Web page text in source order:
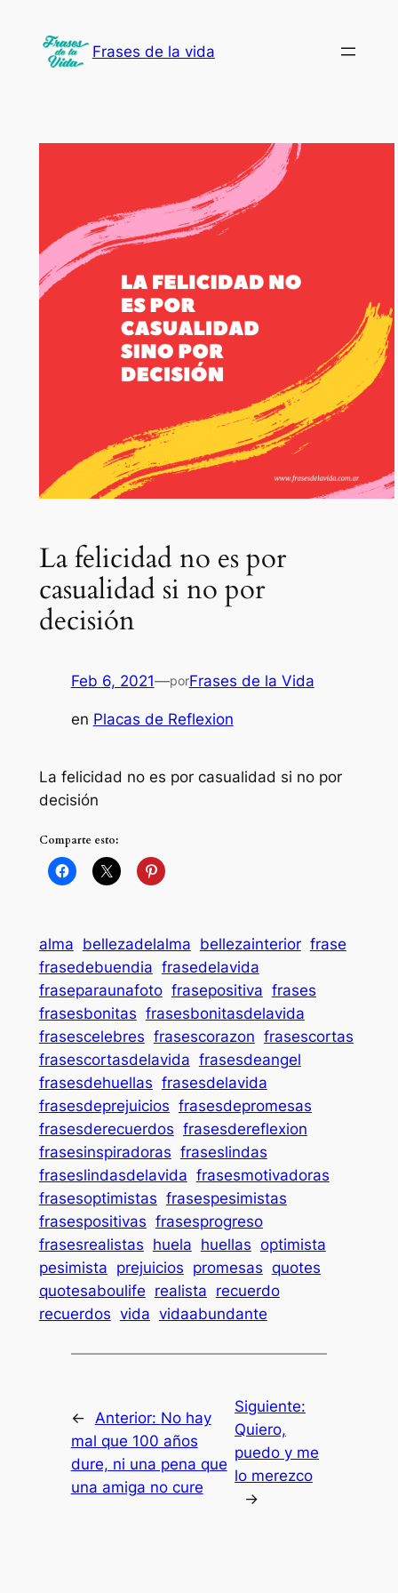
contenido
Frases de la vida
La felicidad no es por
casualidad si no por
decisión
Feb 6, 2021—porFrases de la Vida
en Placas de Reflexion
La felicidad no es por casualidad si no por
decisión
Comparte esto:
alma bellezadelalma bellezainterior frase
frasedebuendia frasedelavida
fraseparaunafoto frasepositiva frases
frasesbonitas frasesbonitasdelavida
frasescelebres frasescorazon frasescortas
frasescortasdelavida frasesdeangel
frasesdehuellas frasesdelavida
frasesdeprejuicios frasesdepromesas
frasesderecuerdos frasesdereflexion
frasesinspiradoras fraseslindas
fraseslindasdelavida frasesmotivadoras
frasesoptimistas frasespesimistas
frasespositivas frasesprogreso
frasesrealistas huela huellas optimista
pesimista prejuicios promesas quotes
quotesaboulife realista recuerdo
recuerdos vida vidaabundante
← Anterior: No hay
mal que 100 años
dure, ni una pena que
una amiga no cure
Siguiente:
Quiero,
puedo y me
lo merezco
→